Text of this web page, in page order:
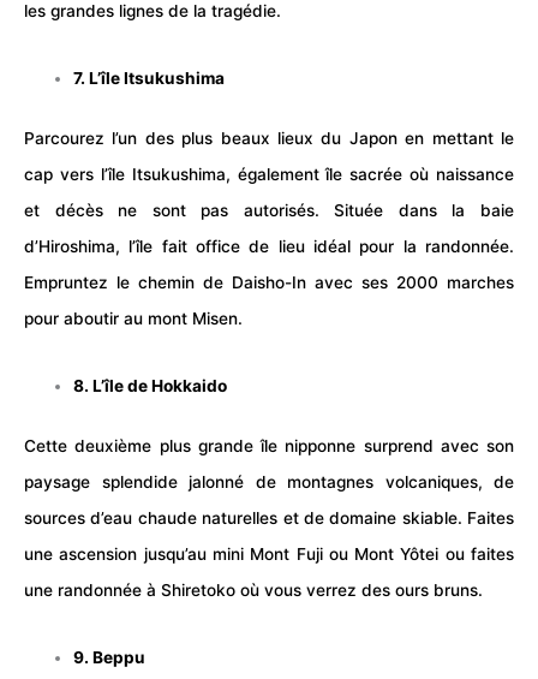
les grandes lignes de la tragédie.
7. L’île Itsukushima
Parcourez l’un des plus beaux lieux du Japon en mettant le
cap vers l’île Itsukushima, également île sacrée où naissance
et décès ne sont pas autorisés. Située dans la baie
d’Hiroshima, l’île fait office de lieu idéal pour la randonnée.
Empruntez le chemin de Daisho-In avec ses 2000 marches
pour aboutir au mont Misen.
8. L’île de Hokkaido
Cette deuxième plus grande île nipponne surprend avec son
paysage splendide jalonné de montagnes volcaniques, de
sources d’eau chaude naturelles et de domaine skiable. Faites
une ascension jusqu’au mini Mont Fuji ou Mont Yôtei ou faites
une randonnée à Shiretoko où vous verrez des ours bruns.
9. Beppu